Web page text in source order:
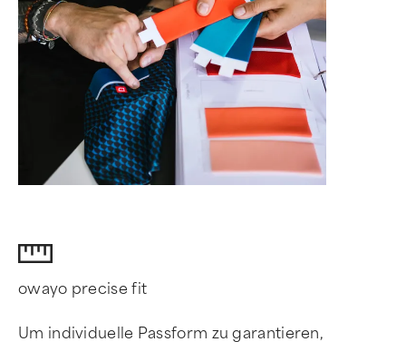
owayo precise fit
Um individuelle Passform zu garantieren,